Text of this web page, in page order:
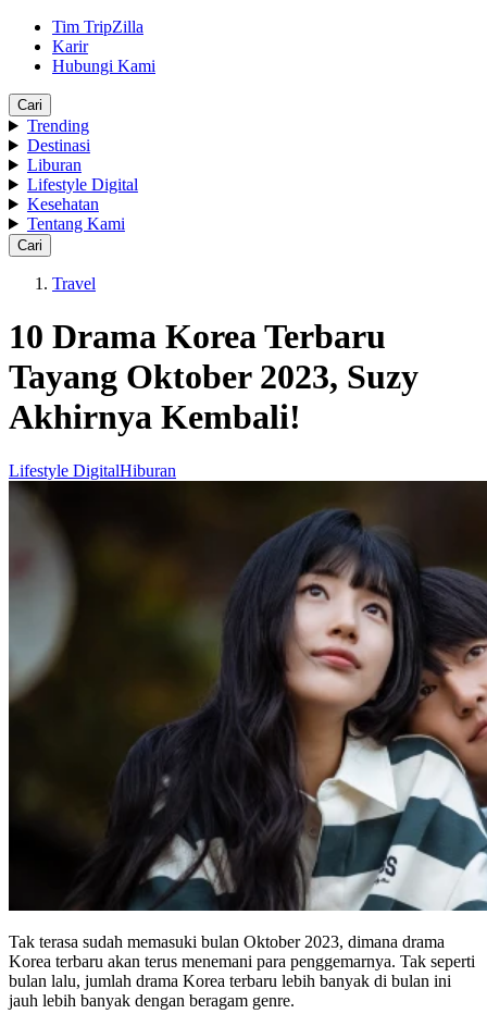
Tim TripZilla
Karir
Hubungi Kami
Cari
Trending
Destinasi
Liburan
Lifestyle Digital
Kesehatan
Tentang Kami
Cari
Travel
10 Drama Korea Terbaru
Tayang Oktober 2023, Suzy
Akhirnya Kembali!
Lifestyle DigitalHiburan
Tak terasa sudah memasuki bulan Oktober 2023, dimana drama
Korea terbaru akan terus menemani para penggemarnya. Tak seperti
bulan lalu, jumlah drama Korea terbaru lebih banyak di bulan ini
jauh lebih banyak dengan beragam genre.